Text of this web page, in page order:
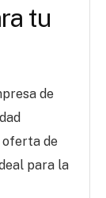
tu
de
oferta de
para la